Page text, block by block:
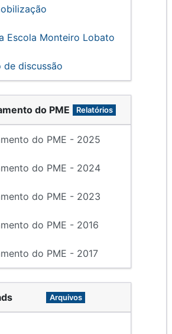
Escola Monteiro Lobato
de discussão
do PME Relatórios
do PME - 2025
do PME - 2024
do PME - 2023
do PME - 2016
do PME - 2017
Arquivos